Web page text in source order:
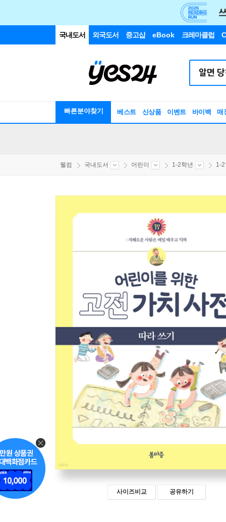
국내도서 외국도서 중고샵 eBook 크레마클럽
빠른분야찾기 베스트 신상품 이벤트 바이백 매
웰컴 국내도서 어린이 1-2학년 1-
사이즈비교 공유하기